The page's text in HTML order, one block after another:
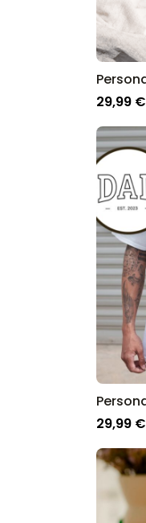
29,99 €
29,99 €